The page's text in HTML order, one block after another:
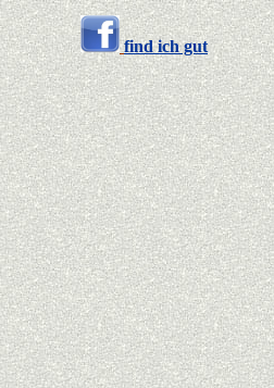
find ich gut